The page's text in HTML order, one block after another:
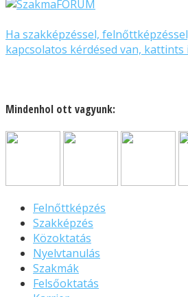
Ha szakképzéssel,
kapcsolatos kérdésed van, kattints
Mindenhol ott vagyunk:
Felnőttképzés
Szakképzés
Közoktatás
Nyelvtanulás
Szakmák
Felsőoktatás